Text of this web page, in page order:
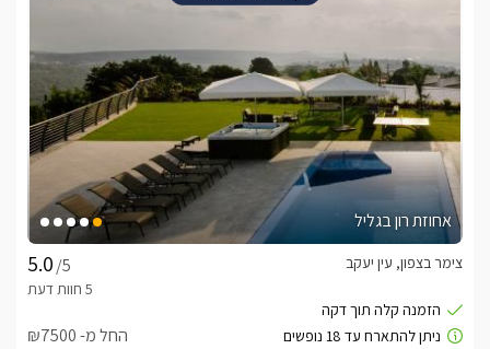
אחוזת רון בגליל
/5
צימר בצפון, עין יעקב
החל מ- ₪7500